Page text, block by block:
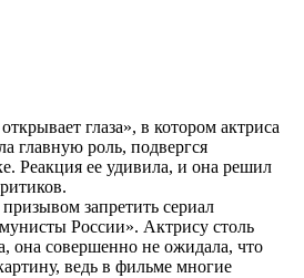
глаза», в котором актриса
главную роль, подвергся
Реакция ее удивила, и она решил
запретить сериал
России». Актрису столь
она совершенно не ожидала, что
ведь в фильме многие